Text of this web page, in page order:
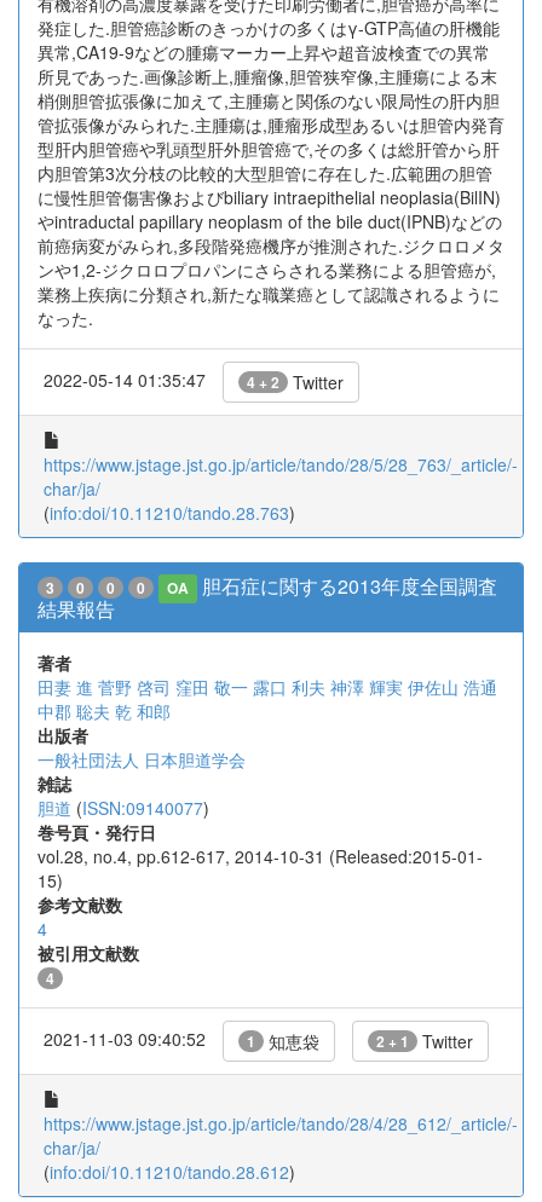
発症した.胆管癌診断のきっかけの多くはγ-GTP高値の肝機能
異常,CA19-9などの腫瘍マーカー上昇や超音波検査での異常
所見であった.画像診断上,腫瘤像,胆管狭窄像,主腫瘍による末
梢側胆管拡張像に加えて,主腫瘍と関係のない限局性の肝内胆
管拡張像がみられた.主腫瘍は,腫瘤形成型あるいは胆管内発育
型肝内胆管癌や乳頭型肝外胆管癌で,その多くは総肝管から肝
内胆管第3次分枝の比較的大型胆管に存在した.広範囲の胆管
に慢性胆管傷害像およびbiliary intraepithelial neoplasia(BilIN)
やintraductal papillary neoplasm of the bile duct(IPNB)などの
前癌病変がみられ,多段階発癌機序が推測された.ジクロロメタ
ンや1,2-ジクロロプロパンにさらされる業務による胆管癌が,
業務上疾病に分類され,新たな職業癌として認識されるように
なった.
2022-05-14 01:35:47 4 + 2 Twitter
https://www.jstage.jst.go.jp/article/tando/28/5/28_763/_article/-
char/ja/
(info:doi/10.11210/tando.28.763)
3 0 0 0 OA
胆石症に関する2013年度全国調査
結果報告
著者
田妻 進 菅野 啓司 窪田 敬一 露口 利夫 神澤 輝実 伊佐山 浩通
中郡 聡夫 乾 和郎
出版者
一般社団法人 日本胆道学会
雑誌
胆道 (ISSN:09140077)
巻号頁・発行日
vol.28, no.4, pp.612-617, 2014-10-31 (Released:2015-01-
15)
参考文献数
4
被引用文献数
4
2021-11-03 09:40:52 1 知恵袋 2 + 1 Twitter
https://www.jstage.jst.go.jp/article/tando/28/4/28_612/_article/-
char/ja/
(info:doi/10.11210/tando.28.612)